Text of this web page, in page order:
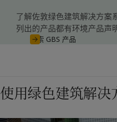
了解佐敦绿色建筑解决方案
列出的产品都有环境产品声
探索 GBS 产品
使用绿色建筑解决